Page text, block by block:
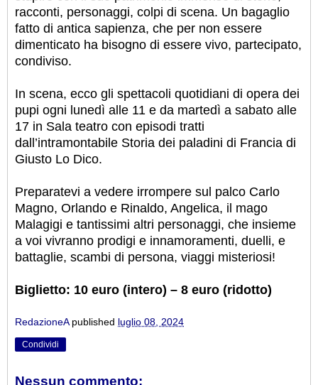
racconti, personaggi, colpi di scena. Un bagaglio
fatto di antica sapienza, che per non essere
dimenticato ha bisogno di essere vivo, partecipato,
condiviso.
In scena, ecco gli spettacoli quotidiani di opera dei
pupi ogni lunedì alle 11 e da martedì a sabato alle
17 in Sala teatro con episodi tratti
dall’intramontabile Storia dei paladini di Francia di
Giusto Lo Dico.
Preparatevi a vedere irrompere sul palco Carlo
Magno, Orlando e Rinaldo, Angelica, il mago
Malagigi e tantissimi altri personaggi, che insieme
a voi vivranno prodigi e innamoramenti, duelli, e
battaglie, scambi di persona, viaggi misteriosi!
Biglietto: 10 euro (intero) – 8 euro (ridotto)
RedazioneA published luglio 08, 2024
Condividi
Nessun commento: